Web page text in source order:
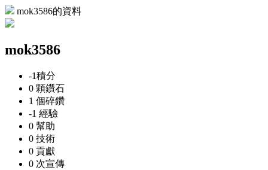
mok3586的資料
mok3586
-1積分
0 顆鑽石
1 個碎鑽
-1 經驗
0 幫助
0 技術
0 貢獻
0 次宣傳